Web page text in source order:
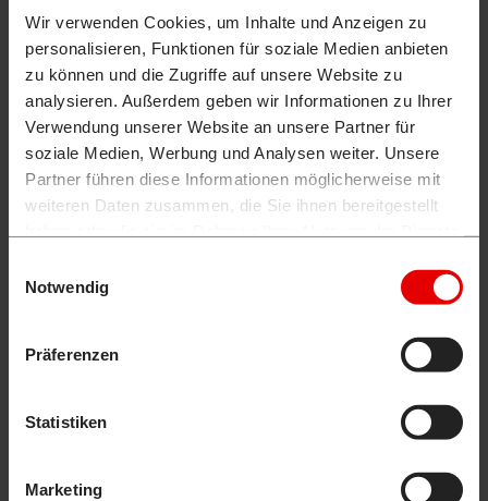
Wir verwenden Cookies, um Inhalte und Anzeigen zu
personalisieren, Funktionen für soziale Medien anbieten
zu können und die Zugriffe auf unsere Website zu
analysieren. Außerdem geben wir Informationen zu Ihrer
Verwendung unserer Website an unsere Partner für
soziale Medien, Werbung und Analysen weiter. Unsere
Partner führen diese Informationen möglicherweise mit
weiteren Daten zusammen, die Sie ihnen bereitgestellt
Notwendig
Präferenzen
Statistiken
Marketing
szybów, poszukiwań i zbierania nadkładu. Kompatybilna
ze wszystkimi systemami szybkozłączy. Na życzenie